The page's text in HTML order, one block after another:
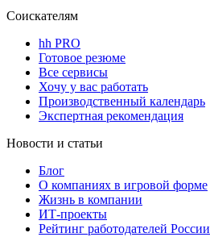
Соискателям
hh PRO
Готовое резюме
Все сервисы
Хочу у вас работать
Производственный календарь
Экспертная рекомендация
Новости и статьи
Блог
О компаниях в игровой форме
Жизнь в компании
ИТ-проекты
Рейтинг работодателей России